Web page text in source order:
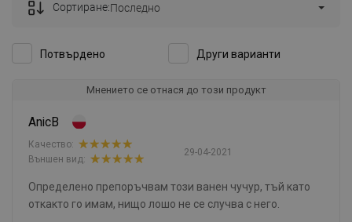
Потвърдено Други варианти
Сортиране:Последно
Мнението се отнася до този продукт
AnicB
29-04-2021
Качество:
Външен вид:
Определено препоръчвам този ванен чучур, тъй като
откакто го имам, нищо лошо не се случва с него.